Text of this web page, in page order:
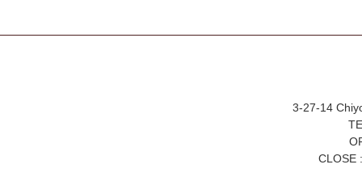
3-27-14
CLOSE